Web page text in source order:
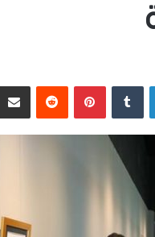
لينكدإن ‏Tumblr بينتيريست
‏Reddit